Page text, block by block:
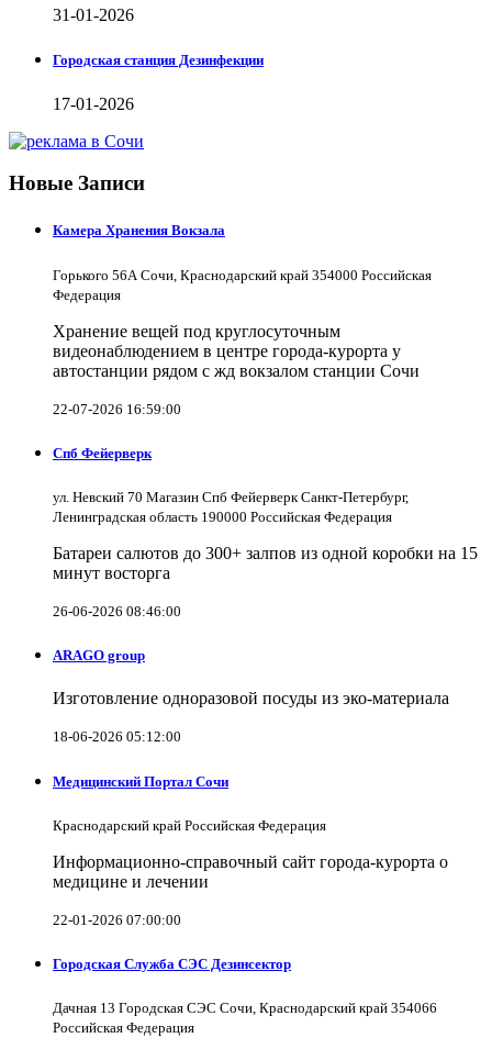
31-01-2026
Городская станция Дезинфекции
17-01-2026
Новые Записи
Камера Хранения Вокзала
Горького 56А Сочи, Краснодарский край 354000 Российская
Федерация
Хранение вещей под круглосуточным
видеонаблюдением в центре города-курорта у
автостанции рядом с жд вокзалом станции Сочи
22-07-2026 16:59:00
Спб Фейерверк
ул. Невский 70 Магазин Спб Фейерверк Санкт-Петербург,
Ленинградская область 190000 Российская Федерация
Батареи салютов до 300+ залпов из одной коробки на 15
минут восторга
26-06-2026 08:46:00
ARAGO group
Изготовление одноразовой посуды из эко-материала
18-06-2026 05:12:00
Медицинский Портал Сочи
Краснодарский край Российская Федерация
Информационно-справочный сайт города-курорта о
медицине и лечении
22-01-2026 07:00:00
Городская Служба СЭС Дезинсектор
Дачная 13 Городская СЭС Сочи, Краснодарский край 354066
Российская Федерация